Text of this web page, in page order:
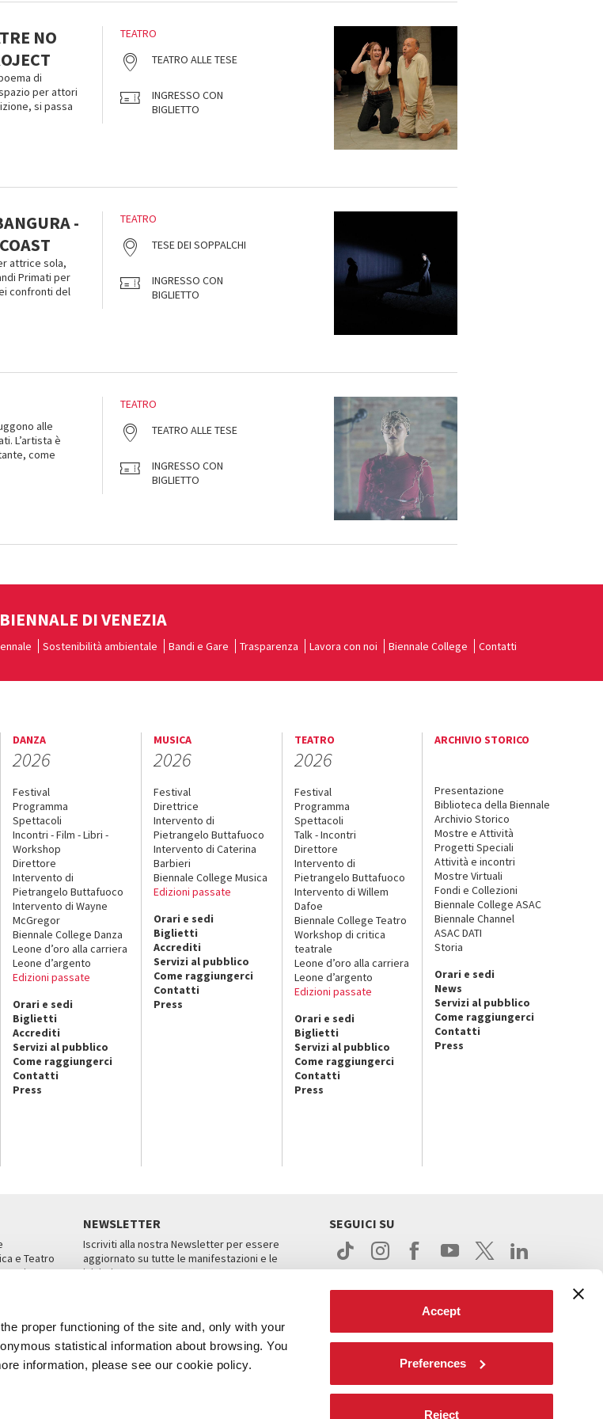
proper functioning of the site and, only with your
statistical information about browsing. You
information, please see our cookie policy.
Accept
Preferences
Reject
NO
di
per attori
si passa
TEATRO
TEATRO ALLE TESE
INGRESSO CON
BIGLIETTO
-
attrice sola,
Primati per
confronti del
TEATRO
TESE DEI SOPPALCHI
INGRESSO CON
BIGLIETTO
alle
L’artista è
come
TEATRO
TEATRO ALLE TESE
INGRESSO CON
BIGLIETTO
DI VENEZIA
Sostenibilità ambientale Bandi e Gare Trasparenza Lavora con noi Biennale College Contatti
DANZA
2026
Festival
Programma
Spettacoli
Incontri - Film - Libri -
Workshop
Direttore
Intervento di
Pietrangelo Buttafuoco
Intervento di Wayne
McGregor
Biennale College Danza
Leone d’oro alla carriera
Leone d’argento
Edizioni passate
Orari e sedi
Biglietti
Accrediti
Servizi al pubblico
Come raggiungerci
Contatti
Press
MUSICA
2026
Festival
Direttrice
Intervento di
Pietrangelo Buttafuoco
Intervento di Caterina
Barbieri
Biennale College Musica
Edizioni passate
Orari e sedi
Biglietti
Accrediti
Servizi al pubblico
Come raggiungerci
Contatti
Press
TEATRO
2026
Festival
Programma
Spettacoli
Talk - Incontri
Direttore
Intervento di
Pietrangelo Buttafuoco
Intervento di Willem
Dafoe
Biennale College Teatro
Workshop di critica
teatrale
Leone d’oro alla carriera
Leone d’argento
Edizioni passate
Orari e sedi
Biglietti
Servizi al pubblico
Come raggiungerci
Contatti
Press
ARCHIVIO STORICO
Presentazione
Biblioteca della Biennale
Archivio Storico
Mostre e Attività
Progetti Speciali
Attività e incontri
Mostre Virtuali
Fondi e Collezioni
Biennale College ASAC
Biennale Channel
ASAC DATI
Storia
Orari e sedi
News
Servizi al pubblico
Come raggiungerci
Contatti
Press
e Teatro
NEWSLETTER
Iscriviti alla nostra Newsletter per essere
aggiornato su tutte le manifestazioni e le
iniziative.
SEGUICI SU